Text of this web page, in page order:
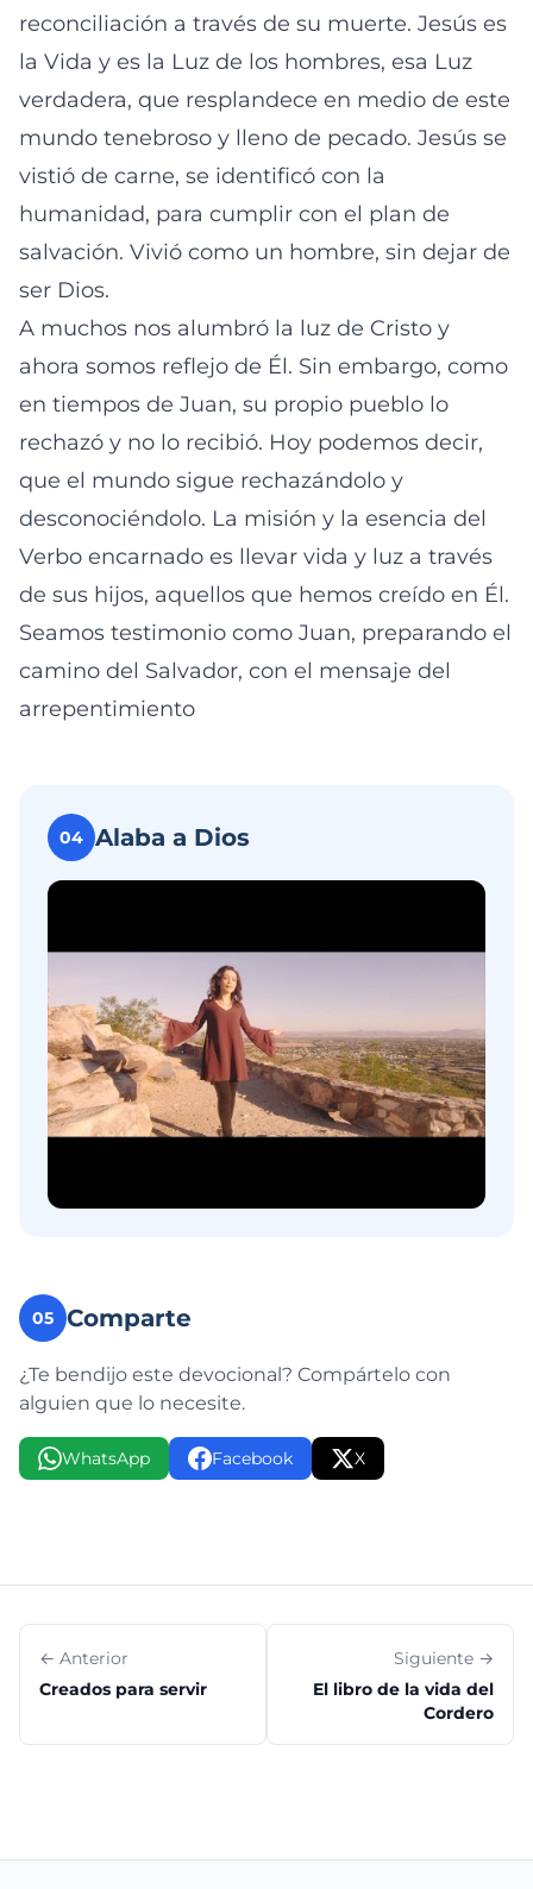
reconciliación a través de su muerte. Jesús es
la Vida y es la Luz de los hombres, esa Luz
verdadera, que resplandece en medio de este
mundo tenebroso y lleno de pecado. Jesús se
vistió de carne, se identificó con la
humanidad, para cumplir con el plan de
salvación. Vivió como un hombre, sin dejar de
ser Dios.
A muchos nos alumbró la luz de Cristo y
ahora somos reflejo de Él. Sin embargo, como
en tiempos de Juan, su propio pueblo lo
rechazó y no lo recibió. Hoy podemos decir,
que el mundo sigue rechazándolo y
desconociéndolo. La misión y la esencia del
Verbo encarnado es llevar vida y luz a través
de sus hijos, aquellos que hemos creído en Él.
Seamos testimonio como Juan, preparando el
camino del Salvador, con el mensaje del
arrepentimiento
04 Alaba a Dios
05 Comparte
¿Te bendijo este devocional? Compártelo con
alguien que lo necesite.
WhatsApp Facebook X
← Anterior
Creados para servir
Siguiente →
El libro de la vida del
Cordero